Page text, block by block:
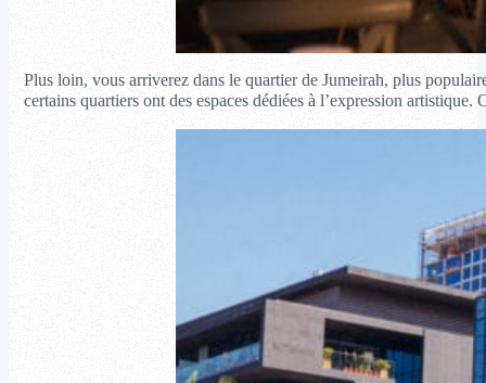
Plus loin, vous arriverez dans le quartier de Jumeirah, plus
certains quartiers ont des espaces dédiées à l’expression